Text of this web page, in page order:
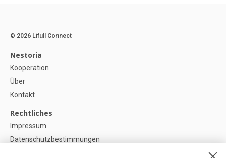
© 2026 Lifull Connect
Nestoria
Kooperation
Über
Kontakt
Rechtliches
Impressum
Datenschutzbestimmungen